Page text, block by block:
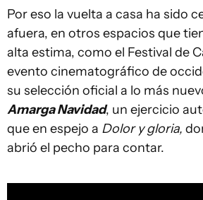
Por eso la vuelta a casa ha sido
afuera, en otros espacios que
alta estima, como el Festival de
evento cinematográfico de
su selección oficial a lo más
AmargaNavidad, un ejercicio
que en espejo a Dolor y gloria,
abrió el pecho para contar.